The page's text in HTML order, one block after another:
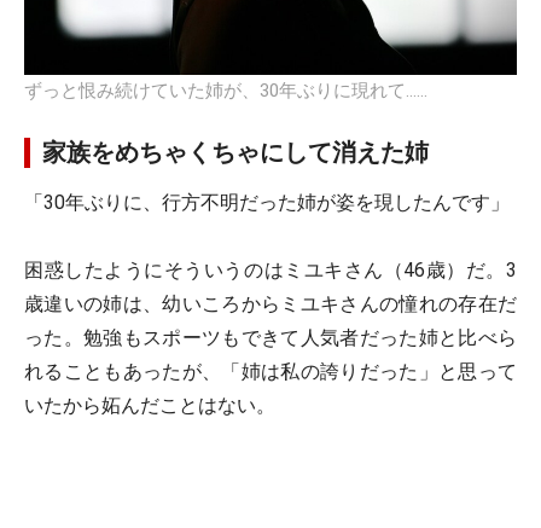
ずっと恨み続けていた姉が、30年ぶりに現れて……
家族をめちゃくちゃにして消えた姉
「30年ぶりに、行方不明だった姉が姿を現したんです」
困惑したようにそういうのはミユキさん（46歳）だ。3
歳違いの姉は、幼いころからミユキさんの憧れの存在だ
った。勉強もスポーツもできて人気者だった姉と比べら
れることもあったが、「姉は私の誇りだった」と思って
いたから妬んだことはない。